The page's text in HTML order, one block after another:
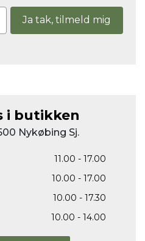
Ja tak, tilmeld mig
i butikken
Nykøbing Sj.
11.00 - 17.00
10.00 - 17.00
10.00 - 17.30
10.00 - 14.00